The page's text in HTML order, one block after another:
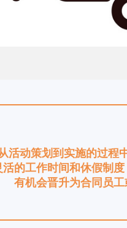
活动策划到实施的过程
的工作时间和休假制度
有机会晋升为合同员工